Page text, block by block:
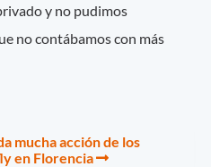
y no pudimos
no contábamos con más
mucha acción de los
en Florencia